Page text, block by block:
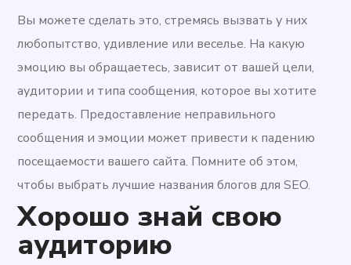
Вы можете сделать это, стремясь вызвать у них
любопытство, удивление или веселье. На какую
эмоцию вы обращаетесь, зависит от вашей цели,
аудитории и типа сообщения, которое вы хотите
передать. Предоставление неправильного
сообщения и эмоции может привести к падению
посещаемости вашего сайта. Помните об этом,
чтобы выбрать лучшие названия блогов для SEO.
Хорошо знай свою
аудиторию